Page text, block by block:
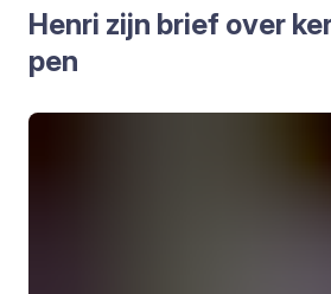
Hen­ri zijn brief over
pen